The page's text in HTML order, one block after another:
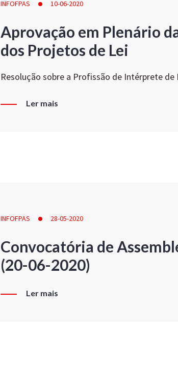
INFOFPAS 10-06-2020
Aprovação em Plenário
dos Projetos de Lei
Resolução sobre a Profissão de Intérprete de
Ler mais
INFOFPAS 28-05-2020
Convocatória de
(20-06-2020)
Ler mais